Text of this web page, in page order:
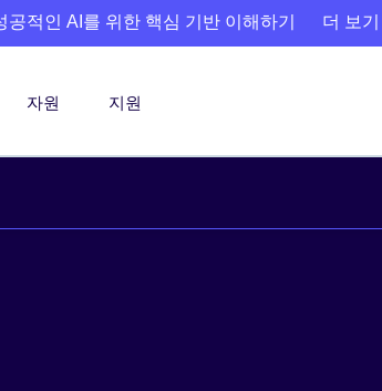
공적인 AI를 위한 핵심 기반 이해하기 더 보기
자원 지원